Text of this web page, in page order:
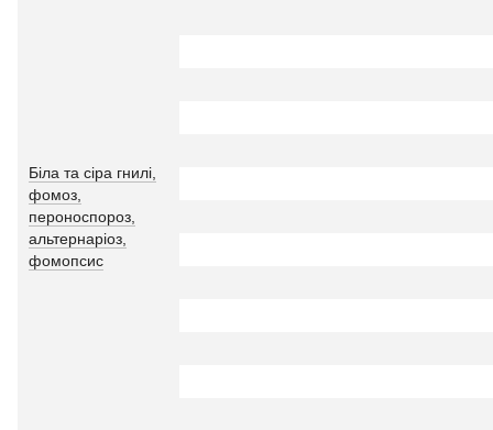
Біла та сіра гнилі,
фомоз,
пероноспороз,
альтернаріоз,
фомопсис